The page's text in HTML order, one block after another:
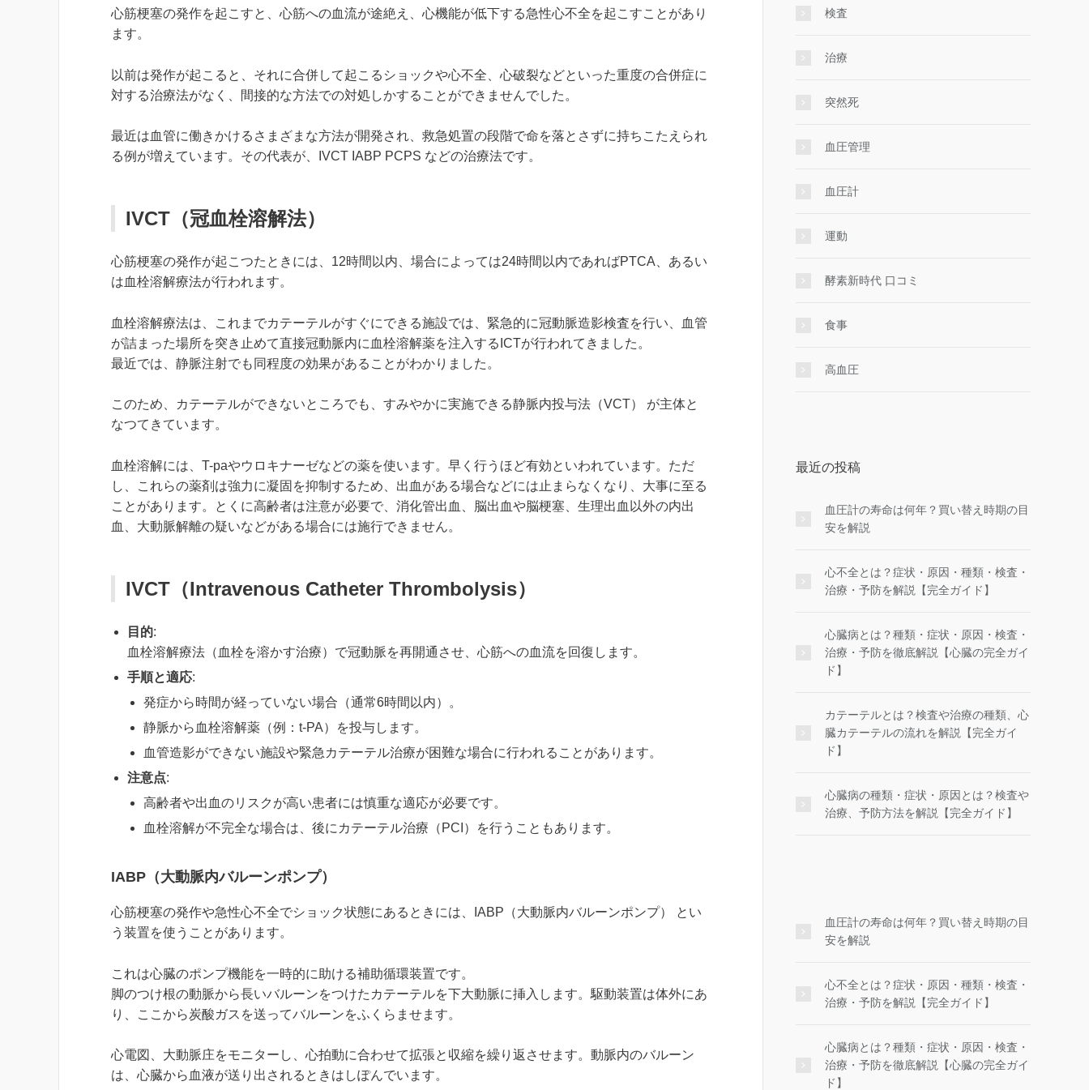
心筋梗塞の発作を起こすと、心筋への血流が途絶え、心機能が低下する急性心不全を起こすことがあり
ます。
以前は発作が起こると、それに合併して起こるショックや心不全、心破裂などといった重度の合併症に
対する治療法がなく、間接的な方法での対処しかすることができませんでした。
最近は血管に働きかけるさまざまな方法が開発され、救急処置の段階で命を落とさずに持ちこたえられ
る例が増えています。その代表が、IVCT IABP PCPS などの治療法です。
IVCT（冠血栓溶解法）
心筋梗塞の発作が起こつたときには、12時間以内、場合によっては24時間以内であればPTCA、あるい
は血栓溶解療法が行われます。
血栓溶解療法は、これまでカテーテルがすぐにできる施設では、緊急的に冠動脈造影検査を行い、血管
が詰まった場所を突き止めて直接冠動脈内に血栓溶解薬を注入するICTが行われてきました。
最近では、静脈注射でも同程度の効果があることがわかりました。
このため、カテーテルができないところでも、すみやかに実施できる静脈内投与法（VCT） が主体と
なつてきています。
血栓溶解には、T-paやウロキナーゼなどの薬を使います。早く行うほど有効といわれています。ただ
し、これらの薬剤は強力に凝固を抑制するため、出血がある場合などには止まらなくなり、大事に至る
ことがあります。とくに高齢者は注意が必要で、消化管出血、脳出血や脳梗塞、生理出血以外の内出
血、大動脈解離の疑いなどがある場合には施行できません。
IVCT（Intravenous Catheter Thrombolysis）
目的:
血栓溶解療法（血栓を溶かす治療）で冠動脈を再開通させ、心筋への血流を回復します。
手順と適応:
発症から時間が経っていない場合（通常6時間以内）。
静脈から血栓溶解薬（例：t-PA）を投与します。
血管造影ができない施設や緊急カテーテル治療が困難な場合に行われることがあります。
注意点:
高齢者や出血のリスクが高い患者には慎重な適応が必要です。
血栓溶解が不完全な場合は、後にカテーテル治療（PCI）を行うこともあります。
IABP（大動脈内バルーンポンプ）
心筋梗塞の発作や急性心不全でショック状態にあるときには、IABP（大動脈内バルーンポンプ） とい
う装置を使うことがあります。
これは心臓のポンプ機能を一時的に助ける補助循環装置です。
脚のつけ根の動脈から長いバルーンをつけたカテーテルを下大動脈に挿入します。駆動装置は体外にあ
り、ここから炭酸ガスを送ってバルーンをふくらませます。
心電図、大動脈庄をモニターし、心拍動に合わせて拡張と収縮を繰り返させます。動脈内のバルーン
は、心臓から血液が送り出されるときはしぽんでいます。
検査
治療
突然死
血圧管理
血圧計
運動
酵素新時代 口コミ
食事
高血圧
最近の投稿
血圧計の寿命は何年？買い替え時期の目
安を解説
心不全とは？症状・原因・種類・検査・
治療・予防を解説【完全ガイド】
心臓病とは？種類・症状・原因・検査・
治療・予防を徹底解説【心臓の完全ガイ
ド】
カテーテルとは？検査や治療の種類、心
臓カテーテルの流れを解説【完全ガイ
ド】
心臓病の種類・症状・原因とは？検査や
治療、予防方法を解説【完全ガイド】
血圧計の寿命は何年？買い替え時期の目
安を解説
心不全とは？症状・原因・種類・検査・
治療・予防を解説【完全ガイド】
心臓病とは？種類・症状・原因・検査・
治療・予防を徹底解説【心臓の完全ガイ
ド】